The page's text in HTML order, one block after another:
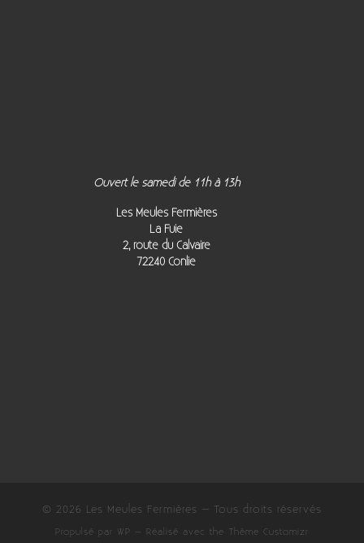
Ouvert le samedi de 11h à 13h
Les Meules Fermières
La Fuie
2, route du Calvaire
72240 Conlie
© 2026 Les Meules Fermières – Tous droits réservés
Propulsé par WP – Réalisé avec the Thème Customizr